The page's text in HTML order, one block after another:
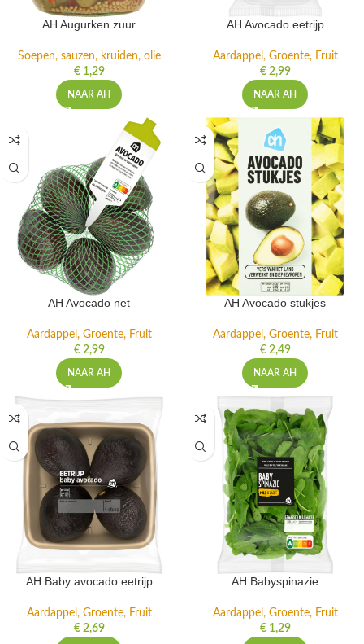
AH Augurken zuur
Soepen, sauzen, kruiden, olie
€1,29
NAAR AH
AH Avocado eetrijp
Aardappel, Groente, Fruit
€2,99
NAAR AH
AH Avocado net
Aardappel, Groente, Fruit
€2,99
NAAR AH
AH Avocado stukjes
Aardappel, Groente, Fruit
€2,49
NAAR AH
AH Baby avocado eetrijp
Aardappel, Groente, Fruit
€2,69
AH Babyspinazie
Aardappel, Groente, Fruit
€1,29